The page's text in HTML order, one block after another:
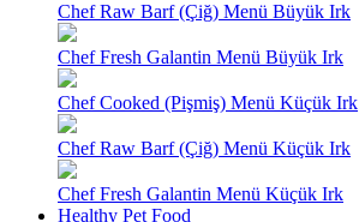
Chef Raw Barf (Çiğ) Menü Büyük Irk
Chef Fresh Galantin Menü Büyük Irk
Chef Cooked (Pişmiş) Menü Küçük Irk
Chef Raw Barf (Çiğ) Menü Küçük Irk
Chef Fresh Galantin Menü Küçük Irk
Healthy Pet Food